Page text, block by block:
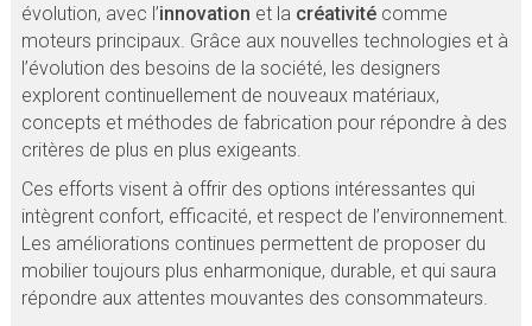
évolution, avec l’innovation et la créativitécomme
moteurs principaux. Grâce aux nouvelles technologies et à
l’évolution des besoins de la société, les designers
explorent continuellement de nouveaux matériaux,
concepts et méthodes de fabrication pour répondre à des
critères de plus en plus exigeants.
Ces efforts visent à offrir des options intéressantes qui
intègrent confort, efficacité, et respect de l’environnement.
Les améliorations continues permettent de proposer du
mobilier toujours plus enharmonique, durable, et qui saura
répondre aux attentes mouvantes des consommateurs.